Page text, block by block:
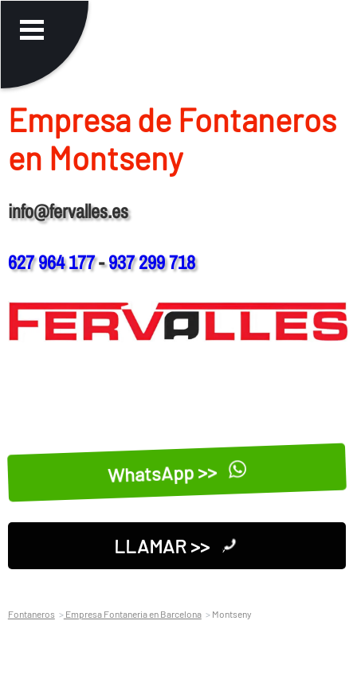
Empresa de Fontaneros
en Montseny
info@fervalles.es
627 964 177-937 299 718
WhatsApp >>
LLAMAR >>
Fontaneros Empresa Fontaneria en Barcelona Montseny